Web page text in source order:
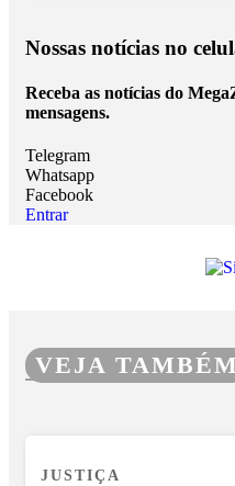
Nossas notícias no
Receba as notícias do
mensagens.
Telegram
Whatsapp
Facebook
Entrar
VEJA TAMBÉM
JUSTIÇA